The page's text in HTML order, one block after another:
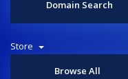
Domain Search
Store
Browse All